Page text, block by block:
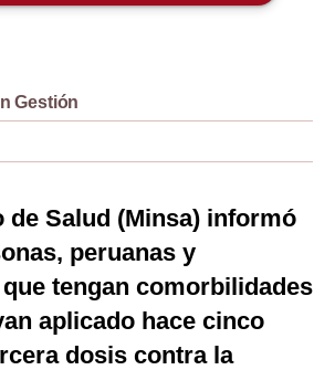
Gestión
de Salud (Minsa) informó
peruanas y
tengan comorbilidades
aplicado hace cinco
dosis contra la